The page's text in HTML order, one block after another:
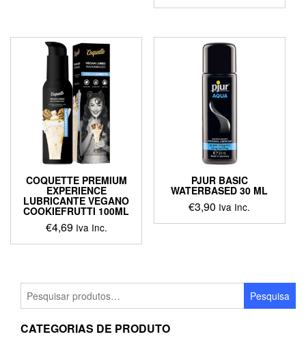
COQUETTE PREMIUM
EXPERIENCE
LUBRICANTE VEGANO
COOKIEFRUTTI 100ML
€4,69 Iva Inc.
PJUR BASIC
WATERBASED 30 ML
€3,90 Iva Inc.
por:
Pesquisa
CATEGORIAS DE PRODUTO